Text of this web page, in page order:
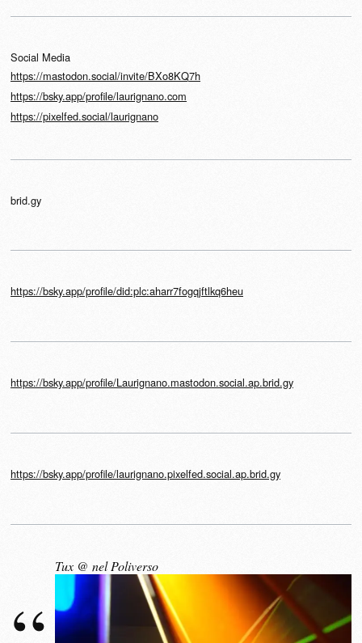
Social Media
https://mastodon.social/invite/BXo8KQ7h
https://bsky.app/profile/laurignano.com
https://pixelfed.social/laurignano
brid.gy
https://bsky.app/profile/did:plc:aharr7fogqjftlkq6heu
https://bsky.app/profile/Laurignano.mastodon.social.ap.brid.gy
https://bsky.app/profile/laurignano.pixelfed.social.ap.brid.gy
Tux @ nel Poliverso